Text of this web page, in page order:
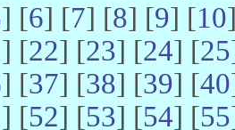
] [6] [7] [8] [9] [10
] [22] [23] [24] [25
] [37] [38] [39] [40
] [52] [53] [54] [55